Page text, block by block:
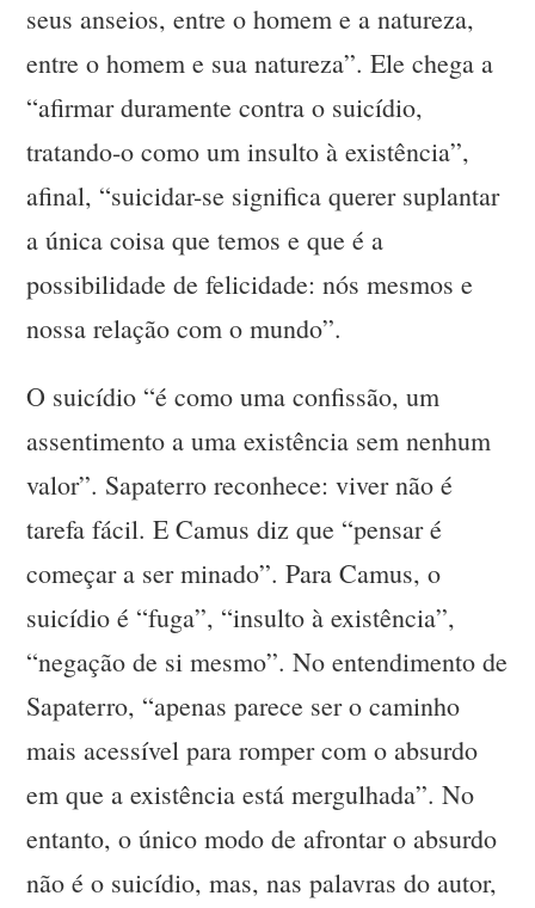
seus anseios, entre o homem e a natureza,
entre o homem e sua natureza”. Ele chega a
“afirmar duramente contra o suicídio,
tratando-o como um insulto à existência”,
afinal, “suicidar-se significa querer suplantar
a única coisa que temos e que é a
possibilidade de felicidade: nós mesmos e
nossa relação com o mundo”.
O suicídio “é como uma confissão, um
assentimento a uma existência sem nenhum
valor”. Sapaterro reconhece: viver não é
tarefa fácil. E Camus diz que “pensar é
começar a ser minado”. Para Camus, o
suicídio é “fuga”, “insulto à existência”,
“negação de si mesmo”. No entendimento de
Sapaterro, “apenas parece ser o caminho
mais acessível para romper com o absurdo
em que a existência está mergulhada”. No
entanto, o único modo de afrontar o absurdo
não é o suicídio, mas, nas palavras do autor,